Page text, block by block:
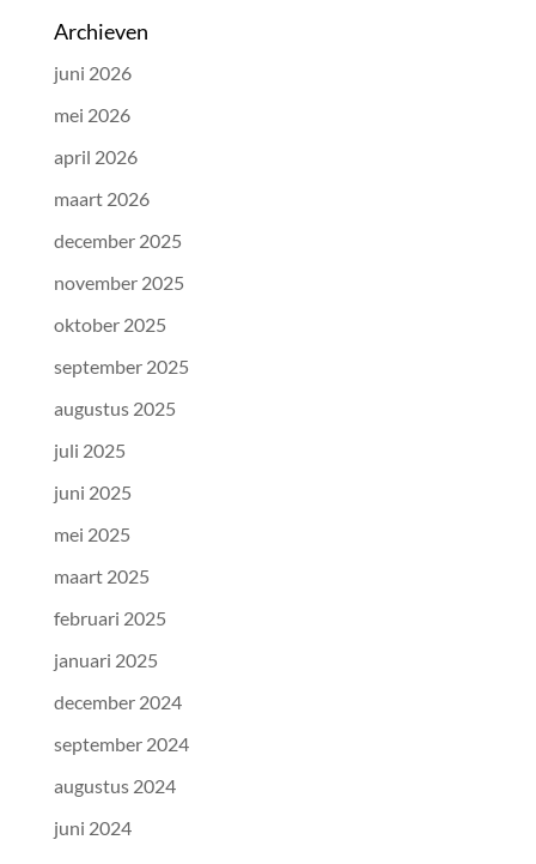
Archieven
juni 2026
mei 2026
april 2026
maart 2026
december 2025
november 2025
oktober 2025
september 2025
augustus 2025
juli 2025
juni 2025
mei 2025
maart 2025
februari 2025
januari 2025
december 2024
september 2024
augustus 2024
juni 2024